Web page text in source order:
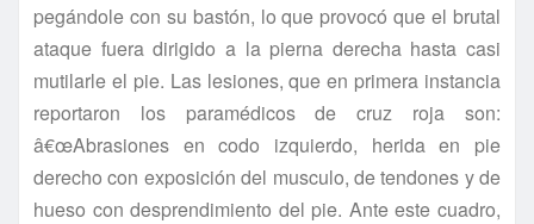
pegándole con su bastón, lo que provocó que el brutal
ataque fuera dirigido a la pierna derecha hasta casi
mutilarle el pie. Las lesiones, que en primera instancia
reportaron los paramédicos de cruz roja son:
â€œAbrasiones en codo izquierdo, herida en pie
derecho con exposición del musculo, de tendones y de
hueso con desprendimiento del pie. Ante este cuadro,